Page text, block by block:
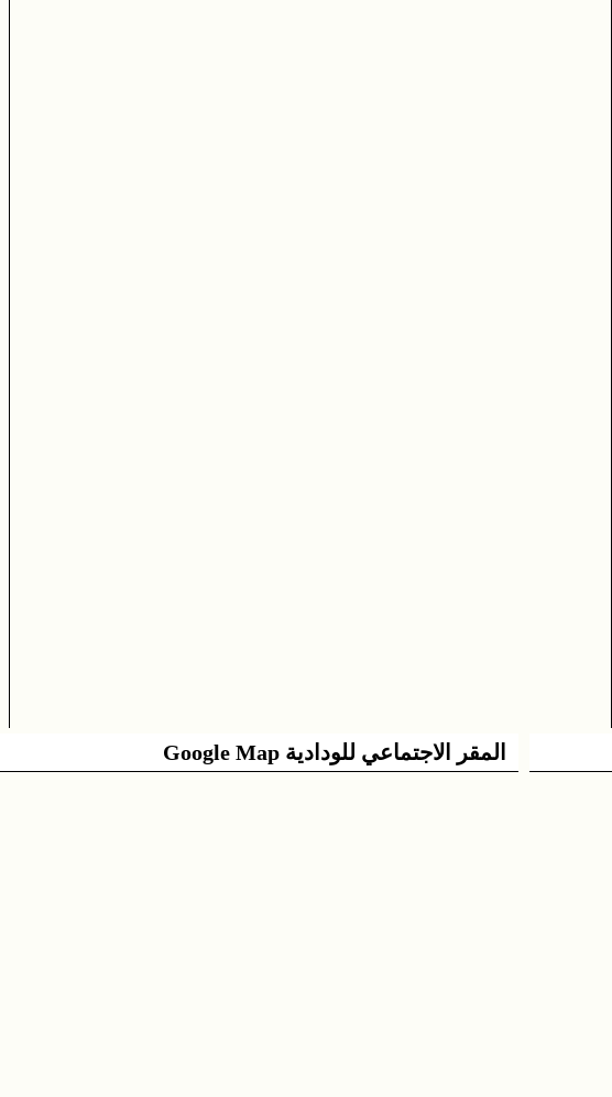
المقر الاجتماعي للودادية Google Map